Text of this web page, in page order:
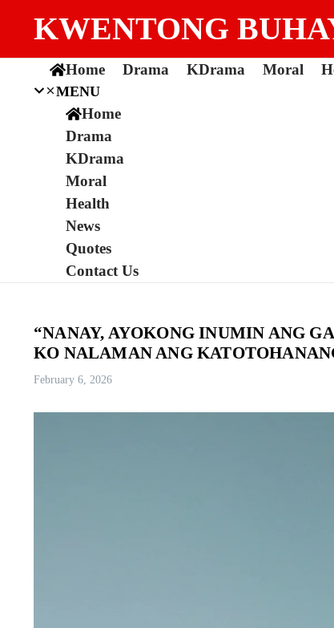
KWENTONG
Home Drama KDrama Moral
MENU
Home
Drama
KDrama
Moral
Health
News
Quotes
Contact Us
“NANAY, AYOKONG INUMIN ANG
KO NALAMAN ANG
February 6, 2026